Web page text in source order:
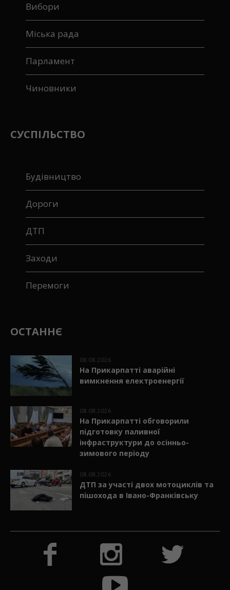
Вибори
Міська рада
Парламент
Чиновники
СУСПІЛЬСТВО
Будівництво
Дороги
ДТП
Заходи
Перемоги
ОСТАННЄ
08.08.2026
На Прикарпатті аварійні
вимкнення електроенергії
08.08.2026
На Прикарпатті обговорили
підготовку паливної
інфраструктури до осінньо-
зимового періоду
08.08.2026
ДТП за участі двох мотоциклів та
пішохода в Івано-Франківську